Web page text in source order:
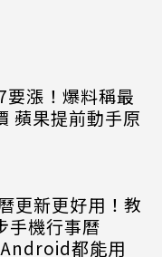
漲！爆料稱最
蘋果提前動手原
更新更好用！教
手機行事曆
都能用